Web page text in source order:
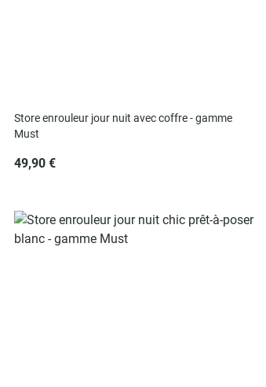
Store enrouleur jour nuit avec coffre - gamme
Must
49,90 €